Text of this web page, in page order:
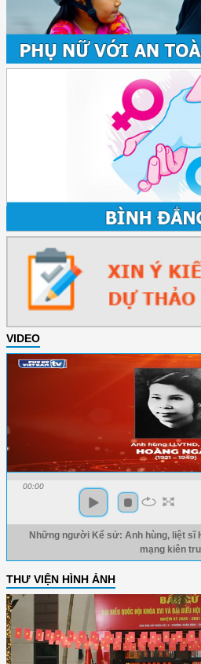
VIDEO
00:00
Những người Kể sử: Anh hùng, liệt sĩ
mạng kiên
THƯ VIỆN HÌNH ẢNH